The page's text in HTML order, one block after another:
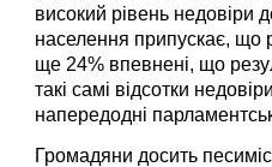
високий рівень недовіри
населення припускає, що
ще 24% впевнені, що
такі самі відсотки
напередодні
Громадяни досить